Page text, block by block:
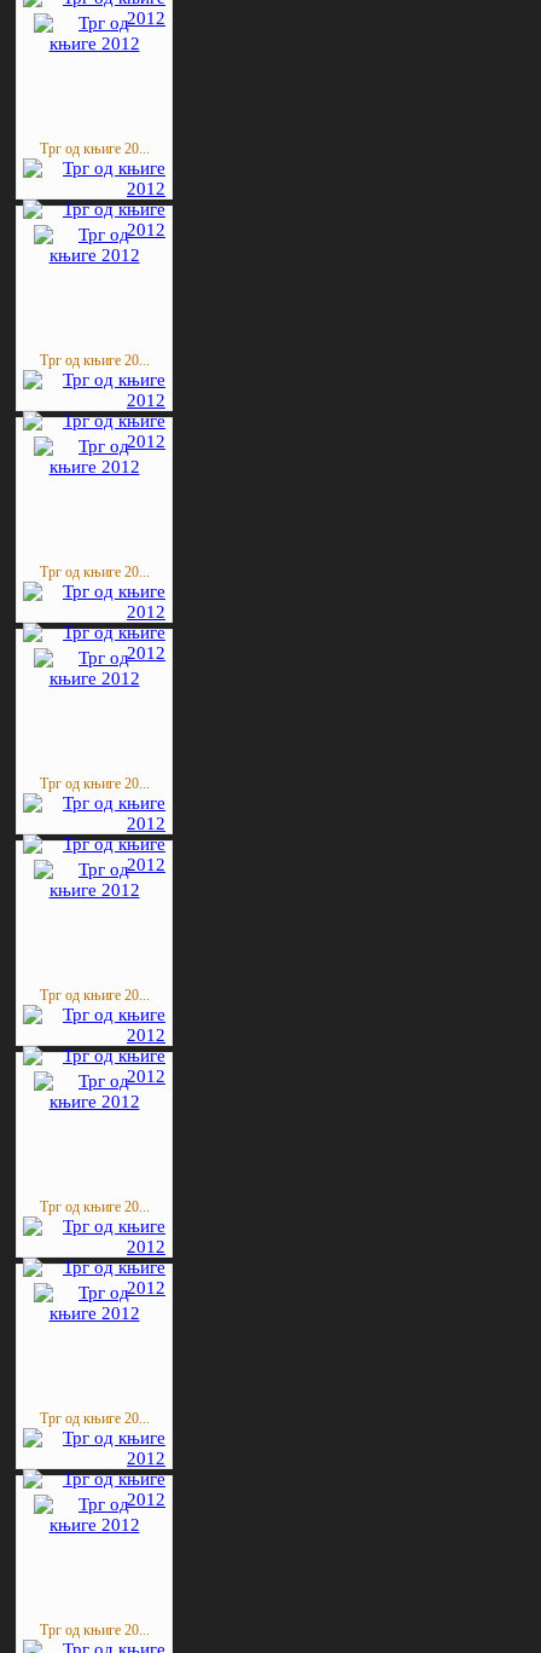
Трг од књиге 20...
Трг од књиге 20...
Трг од књиге 20...
Трг од књиге 20...
Трг од књиге 20...
Трг од књиге 20...
Трг од књиге 20...
Трг од књиге 20...